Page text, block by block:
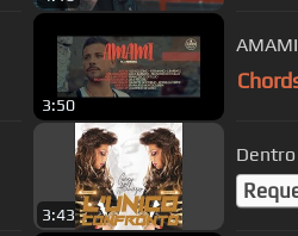
3:50
3:43